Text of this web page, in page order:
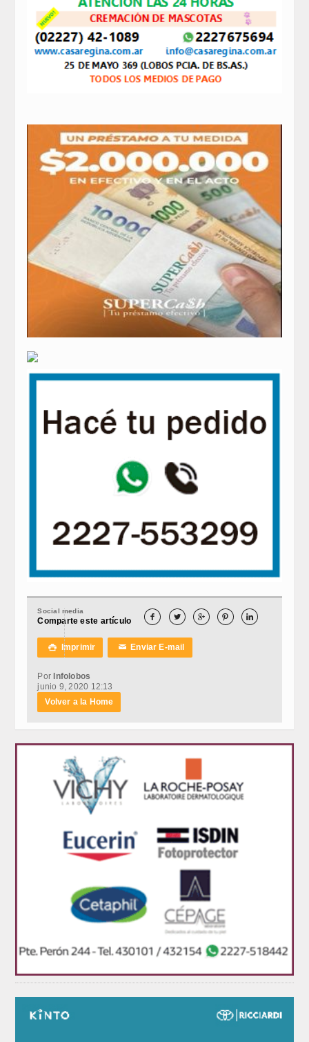
Social media
Comparte este artículo     
 Imprimir ✉Enviar E-mail
PorInfolobos
junio 9, 2020 12:13
Volver a la Home